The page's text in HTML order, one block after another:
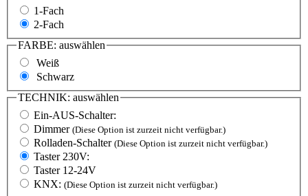
1-Fach
2-Fach
FARBE: auswählen
Weiß
Schwarz
TECHNIK: auswählen
Ein-AUS-Schalter:
Dimmer (Diese Option ist zurzeit nicht verfügbar.)
Rolladen-Schalter (Diese Option ist zurzeit nicht verfügbar.)
Taster 230V:
Taster 12-24V
KNX: (Diese Option ist zurzeit nicht verfügbar.)